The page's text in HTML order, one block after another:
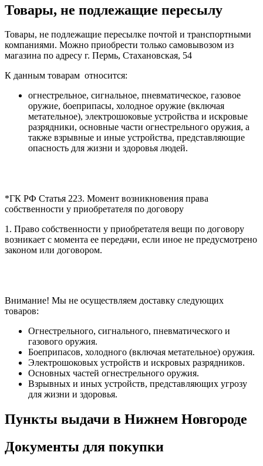
Товары, не подлежащие пересылу
Товары, не подлежащие пересылке почтой и транспортными
компаниями. Можно приобрести только самовывозом из
магазина по адресу г. Пермь, Стахановская, 54
К данным товарам относится:
огнестрельное, сигнальное, пневматическое, газовое
оружие, боеприпасы, холодное оружие (включая
метательное), электрошоковые устройства и искровые
разрядники, основные части огнестрельного оружия, а
также взрывные и иные устройства, представляющие
опасность для жизни и здоровья людей.
*ГК РФ Статья 223. Момент возникновения права
собственности у приобретателя по договору
1. Право собственности у приобретателя вещи по договору
возникает с момента ее передачи, если иное не предусмотрено
законом или договором.
Внимание! Мы не осуществляем доставку следующих
товаров:
Огнестрельного, сигнального, пневматического и
газового оружия.
Боеприпасов, холодного (включая метательное) оружия.
Электрошоковых устройств и искровых разрядников.
Основных частей огнестрельного оружия.
Взрывных и иных устройств, представляющих угрозу
для жизни и здоровья.
Пункты выдачи в Нижнем Новгороде
Документы для покупки